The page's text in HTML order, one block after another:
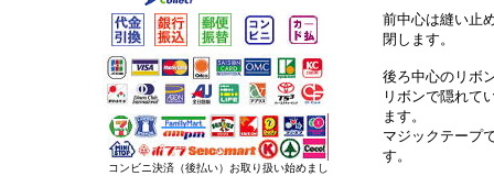
コンビニ決済（後払い）お取り扱い始めまし
前中心は縫い止
閉します。
後ろ中心のリボ
リボンで隠れて
ます。
マジックテープ
す。